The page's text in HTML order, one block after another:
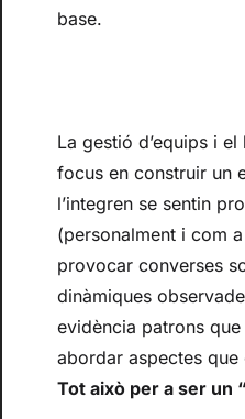
base.
La gestió d’equips i
focus en construir un
l’integren se sentin
(personalment i com
provocar converses
dinàmiques
evidència patrons
abordar aspectes que
Tot això per a ser un